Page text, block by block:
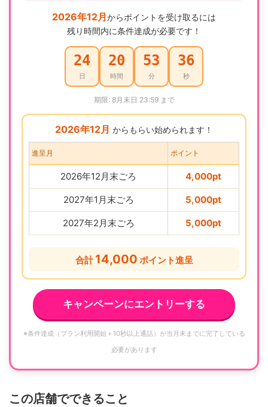
2026年12月 からポイントを受け取るには
残り時間内に条件達成が必要です！
24
日
20
時間
53
分
35
秒
期限: 8月末日 23:59 まで
2026年12月 からもらい始められます！
進呈月 ポイント
2026年12月末ごろ 4,000pt
2027年1月末ごろ 5,000pt
2027年2月末ごろ 5,000pt
合計14,000 ポイント進呈
キャンペーンにエントリーする
※条件達成（プラン利用開始＋10秒以上通話）が当月末までに完了している
必要があります
この店舗でできること